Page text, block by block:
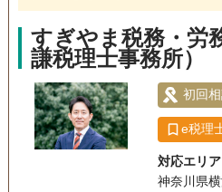
すぎやま税務・労
謙税理士事務所）
初回
e税理
対応エリア
神奈川県